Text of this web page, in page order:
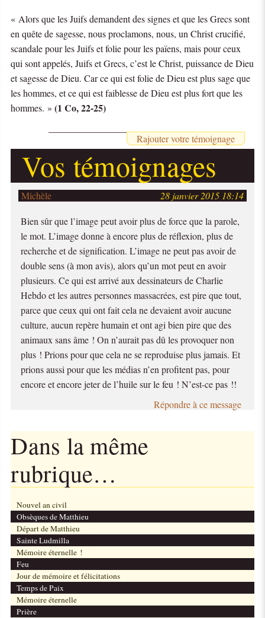
« Alors que les Juifs demandent des signes et que les Grecs sont
en quête de sagesse, nous proclamons, nous, un Christ crucifié,
scandale pour les Juifs et folie pour les païens, mais pour ceux
qui sont appelés, Juifs et Grecs, c’est le Christ, puissance de Dieu
et sagesse de Dieu. Car ce qui est folie de Dieu est plus sage que
les hommes, et ce qui est faiblesse de Dieu est plus fort que les
hommes. »(1 Co, 22-25)
Rajouter votre témoignage
Vos témoignages
Michèle 28 janvier 2015 18:14
Bien sûr que l’image peut avoir plus de force que la parole,
le mot. L’image donne à encore plus de réflexion, plus de
recherche et de signification. L’image ne peut pas avoir de
double sens (à mon avis), alors qu’un mot peut en avoir
plusieurs. Ce qui est arrivé aux dessinateurs de Charlie
Hebdo et les autres personnes massacrées, est pire que tout,
parce que ceux qui ont fait cela ne devaient avoir aucune
culture, aucun repère humain et ont agi bien pire que des
animaux sans âme ! On n’aurait pas dû les provoquer non
plus ! Prions pour que cela ne se reproduise plus jamais. Et
prions aussi pour que les médias n’en profitent pas, pour
encore et encore jeter de l’huile sur le feu ! N’est-ce pas !!
Répondre à ce message
Dans la même
rubrique…
Nouvel an civil
Obsèques de Matthieu
Départ de Matthieu
Sainte Ludmilla
Mémoire éternelle !
Feu
Jour de mémoire et félicitations
Temps de Paix
Mémoire éternelle
Prière